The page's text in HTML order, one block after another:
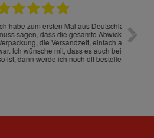
aus Deutschland bestellt und
gesamte Abwicklung, die
einfach alles "excelente"
dass es auch beim nächsten Mal
noch oft bestellen! ¡Viva España!
Die
gut
ist